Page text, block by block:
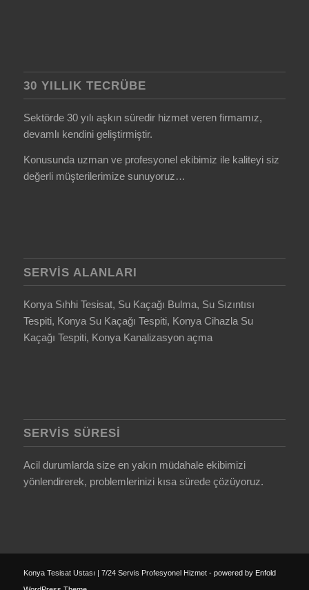
30 YILLIK TECRÜBE
Sektörde 30 yılı aşkın süredir hizmet veren firmamız,
devamlı kendini geliştirmiştir.
Konusunda uzman ve profesyonel ekibimiz ile kaliteyi siz
değerli müşterilerimize sunuyoruz…
SERVIS ALANLARI
Konya Sıhhi Tesisat, Su Kaçağı Bulma, Su Sızıntısı
Tespiti, Konya Su Kaçağı Tespiti, Konya Cihazla Su
Kaçağı Tespiti, Konya Kanalizasyon açma
SERVIS SÜRESI
Acil durumlarda size en yakın müdahale ekibimizi
yönlendirerek, problemlerinizi kısa sürede çözüyoruz.
Konya Tesisat Ustası | 7/24 Servis Profesyonel Hizmet - powered by Enfold